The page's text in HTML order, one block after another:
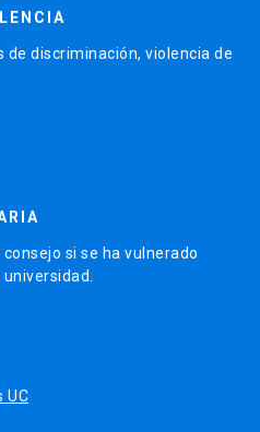
de discriminación, violencia de
si se ha vulnerado
UC